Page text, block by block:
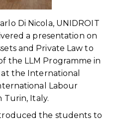
Di Nicola, UNIDROIT
a presentation on
and Private Law to
the LLM Programme in
the International
Labour
Turin, Italy.
the students to